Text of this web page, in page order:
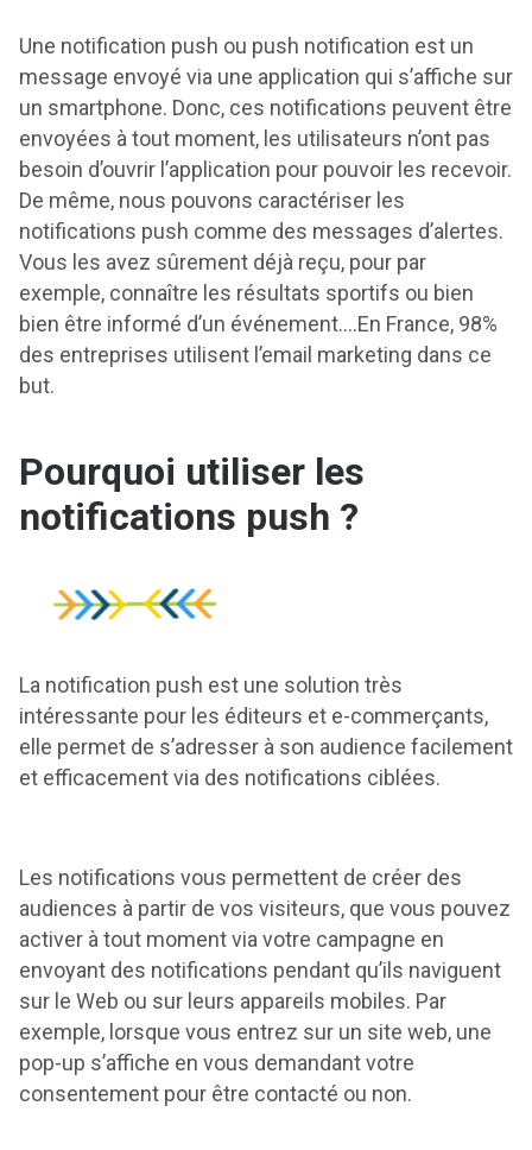
Une notification push ou push notification est un
message envoyé via une application qui s’affiche sur
un smartphone. Donc, ces notifications peuvent être
envoyées à tout moment, les utilisateurs n’ont pas
besoin d’ouvrir l’application pour pouvoir les recevoir.
De même, nous pouvons caractériser les
notifications push comme des messages d’alertes.
Vous les avez sûrement déjà reçu, pour par
exemple, connaître les résultats sportifs ou bien
bien être informé d’un événement….En France, 98%
des entreprises utilisent l’email marketing dans ce
but.
Pourquoi utiliser les
notifications push ?
La notification push est une solution très
intéressante pour les éditeurs et e-commerçants,
elle permet de s’adresser à son audience facilement
et efficacement via des notifications ciblées.
Les notifications vous permettent de créer des
audiences à partir de vos visiteurs, que vous pouvez
activer à tout moment via votre campagne en
envoyant des notifications pendant qu’ils naviguent
sur le Web ou sur leurs appareils mobiles. Par
exemple, lorsque vous entrez sur un site web, une
pop-up s’affiche en vous demandant votre
consentement pour être contacté ou non.